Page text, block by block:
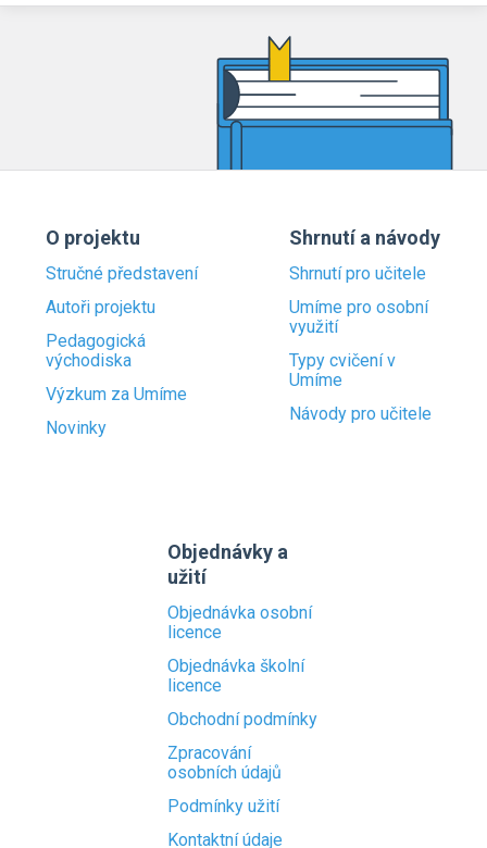
O projektu
Stručné představení
Autoři projektu
Pedagogická
východiska
Výzkum za Umíme
Novinky
Shrnutí a návody
Shrnutí pro učitele
Umíme pro osobní
využití
Typy cvičení v
Umíme
Návody pro učitele
Objednávky a
užití
Objednávka osobní
licence
Objednávka školní
licence
Obchodní podmínky
Zpracování
osobních údajů
Podmínky užití
Kontaktní údaje